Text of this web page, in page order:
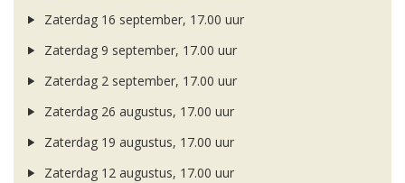
Zaterdag 16 september, 17.00 uur
Zaterdag 9 september, 17.00 uur
Zaterdag 2 september, 17.00 uur
Zaterdag 26 augustus, 17.00 uur
Zaterdag 19 augustus, 17.00 uur
Zaterdag 12 augustus, 17.00 uur